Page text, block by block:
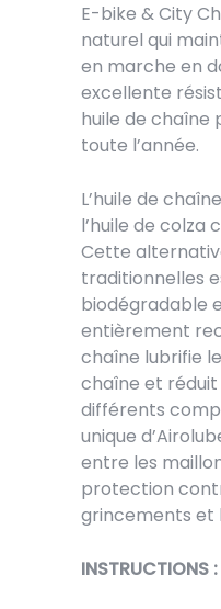
E-bike & City
naturel qui
en marche en
excellente
huile de chaîne
toute l’année.
L’huile de
l’huile de colza
Cette
traditionnelles
biodégradable
entièrement
chaîne lubrifie
chaîne et
différents
unique
entre les
protection
grincements et
INSTRUCTIONS :